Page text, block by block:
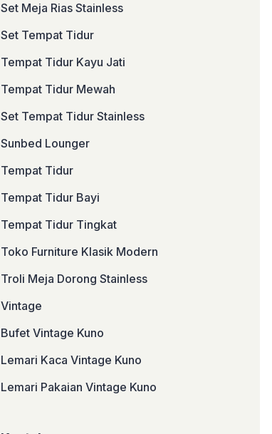
Set Meja Rias Stainless
Set Tempat Tidur
Tempat Tidur Kayu Jati
Tempat Tidur Mewah
Set Tempat Tidur Stainless
Sunbed Lounger
Tempat Tidur
Tempat Tidur Bayi
Tempat Tidur Tingkat
Toko Furniture Klasik Modern
Troli Meja Dorong Stainless
Vintage
Bufet Vintage Kuno
Lemari Kaca Vintage Kuno
Lemari Pakaian Vintage Kuno